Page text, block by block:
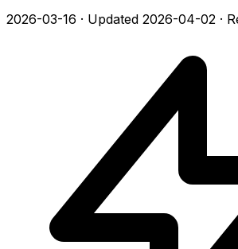
2026-03-16 · Updated 2026-04-02 ·